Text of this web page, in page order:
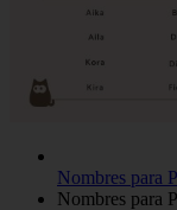
Nombres para
Nombres para